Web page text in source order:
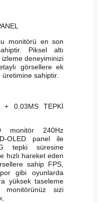
monitörü en son
Piksel altı
deneyiminizi
görsellere ek
sahiptir.
+ 0.03MS TEPKİ
monitör 240Hz
OLED panel ile
tepki süresine
hızlı hareket eden
sahip FPS,
gibi oyunlarda
yüksek taseleme
sizi